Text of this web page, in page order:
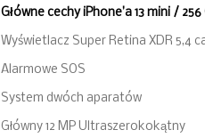
Główne cechy iPhone’a 13 mini / 256
Wyświetlacz Super Retina XDR 5,4
Alarmowe SOS
System dwóch aparatów
Główny 12 MP Ultraszerokokątny